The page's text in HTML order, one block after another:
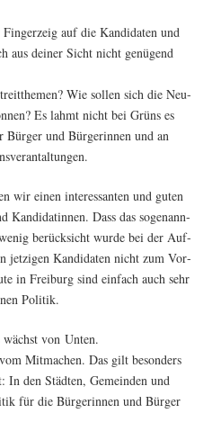
auf die Kan­di­da­ten und
aus dei­ner Sicht nicht genü­gend
Wie sol­len sich die Neu­
Es lahmt nicht bei Grüns es
Bür­ger und Bür­ge­rin­nen und an
wir einen inter­es­san­ten und guten
Kan­di­da­tin­nen. Dass das soge­nann­
berück­sicht wur­de bei der Auf­
jet­zi­gen Kan­di­da­ten nicht zum Vor­
in Frei­burg sind ein­fach auch sehr
Politik.
von Unten.
Mit­ma­chen. Das gilt beson­ders
den Städ­ten, Gemein­den und
für die Bür­ge­rin­nen und Bür­ger